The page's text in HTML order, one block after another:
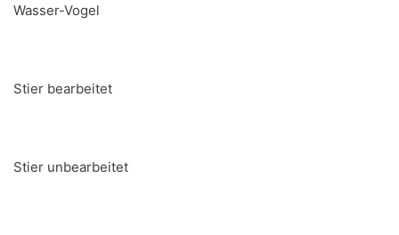
Wasser-Vogel
Stier bearbeitet
Stier unbearbeitet